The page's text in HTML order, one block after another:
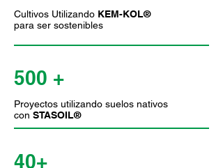
Cultivos Utilizando KEM-KOL®
para ser sostenibles
500 +
Proyectos utilizando suelos nativos
con STASOIL®
40+